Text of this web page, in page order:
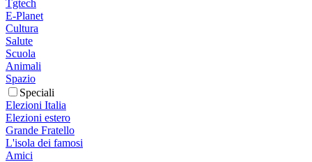
Tgtech
E-Planet
Cultura
Salute
Scuola
Animali
Spazio
Speciali
Elezioni Italia
Elezioni estero
Grande Fratello
L'isola dei famosi
Amici